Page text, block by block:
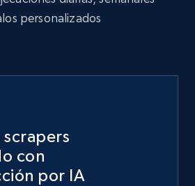
personalizados
con
por IA